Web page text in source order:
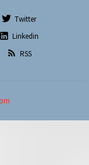
Twitter
Linkedin
RSS